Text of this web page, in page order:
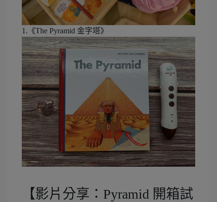
1.《The Pyramid 金字塔》
【影片分享：Pyramid 開箱試